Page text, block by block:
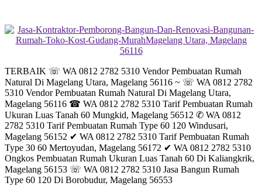
TERBAIK ☏ WA 0812 2782 5310 Vendor Pembuatan Rumah
Natural Di Magelang Utara, Magelang 56116 ~ ☏ WA 0812 2782
5310 Vendor Pembuatan Rumah Natural Di Magelang Utara,
Magelang 56116 ☎ WA 0812 2782 5310 Tarif Pembuatan Rumah
Ukuran Luas Tanah 60 Mungkid, Magelang 56512 ✆ WA 0812
2782 5310 Tarif Pembuatan Rumah Type 60 120 Windusari,
Magelang 56152 ✔ WA 0812 2782 5310 Tarif Pembuatan Rumah
Type 30 60 Mertoyudan, Magelang 56172 ✔ WA 0812 2782 5310
Ongkos Pembuatan Rumah Ukuran Luas Tanah 60 Di Kaliangkrik,
Magelang 56153 ☏ WA 0812 2782 5310 Jasa Bangun Rumah
Type 60 120 Di Borobudur, Magelang 56553